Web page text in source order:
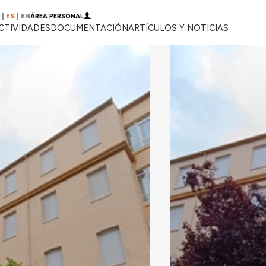
ES ENÁREA PERSONAL
DOCUMENTACIÓNARTÍCULOS Y NOTICIAS